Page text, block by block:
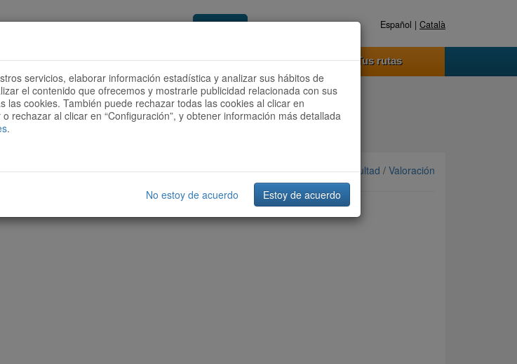
Acceder Registrate ahora Español | Català
ser colaborador? Cómo funciona Tus rutas
Ordenar por: Más recientes /Dificultad / Valoración
servicios, elaborar información estadística y analizar sus hábitos de
el contenido que ofrecemos y mostrarle publicidad relacionada con sus
las cookies. También puede rechazar todas las cookies al clicar en
rechazar al clicar en “Configuración”, y obtener información más detallada
.
No estoy de acuerdo Estoy de acuerdo